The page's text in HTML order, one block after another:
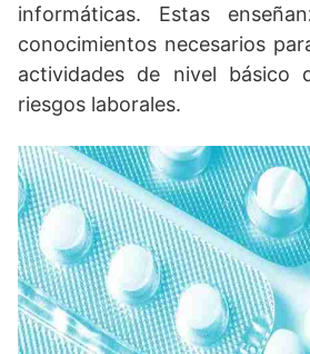
informáticas. Estas
conocimientos necesarios
actividades de nivel básico
riesgos laborales.